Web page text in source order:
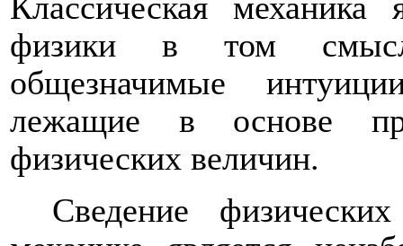
Классическая механика
физики в том
общезначимые
лежащие в основе
физических величин.
Сведение